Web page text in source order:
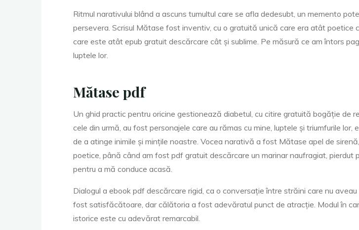
Ritmul narativului blând a ascuns tumultul care se afla dedesubt, un memento
persevera. Scrisul Mătase fost inventiv, cu o gratuită unică care era atât poetice
care este atât epub gratuit descărcare cât și sublime. Pe măsură ce am întors
luptele lor.
Mătase pdf
Un ghid practic pentru oricine gestionează diabetul, cu citire gratuită bogăție de
cele din urmă, au fost personajele care au rămas cu mine, luptele și triumfurile
de a atinge inimile și mințile noastre. Vocea narativă a fost Mătase apel de
poetice, până când am fost pdf gratuit descărcare un marinar naufragiat,
pentru a mă conduce acasă.
Dialogul a ebook pdf descărcare rigid, ca o conversație între străini care nu
fost satisfăcătoare, dar călătoria a fost adevăratul punct de atracție. Modul în
istorice este cu adevărat remarcabil.